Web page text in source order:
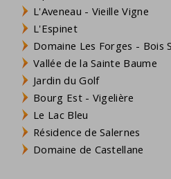
L'Aveneau - Vieille Vigne
L'Espinet
Domaine Les Forges - Bois
Vallée de la Sainte Baume
Jardin du Golf
Bourg Est - Vigelière
Le Lac Bleu
Résidence de Salernes
Domaine de Castellane